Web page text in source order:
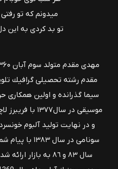
میدونم که تو رفتی
تو بد کردی به این
مقدم رشته تحصيلى گرافيك
سيما گذرانده و اولين همكارى
موسيقى در
سونامى در
سال ٨٣ و ٨٦ به